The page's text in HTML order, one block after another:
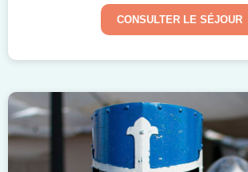
CONSULTER LE SÉJOUR